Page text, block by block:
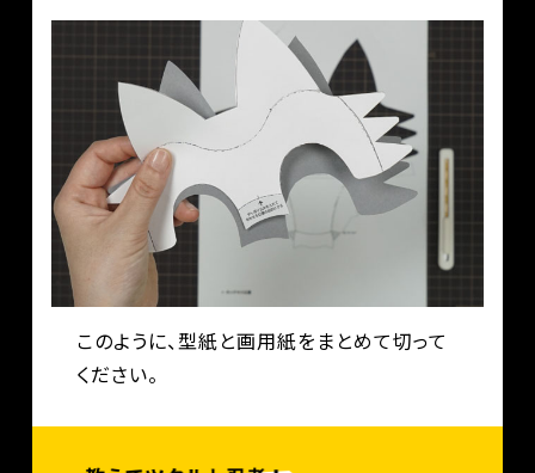
このように、型紙と画用紙をまとめて切って
ください。